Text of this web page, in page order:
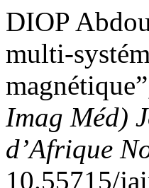
DIOP
multi-
Imag Méd)
d’Afrique
10.55715/